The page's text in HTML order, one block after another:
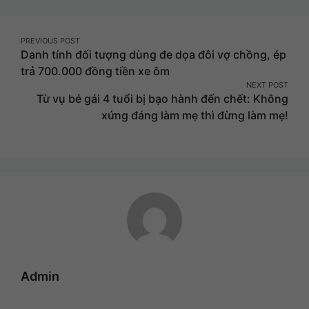
Post
navigation
PREVIOUS POST
Danh tính đối tượng dùng đe dọa đôi vợ chồng, ép
trả 700.000 đồng tiền xe ôm
NEXT POST
Từ vụ bé gái 4 tuổi bị bạo hành đến chết: Không
xứng đáng làm mẹ thì đừng làm mẹ!
Admin